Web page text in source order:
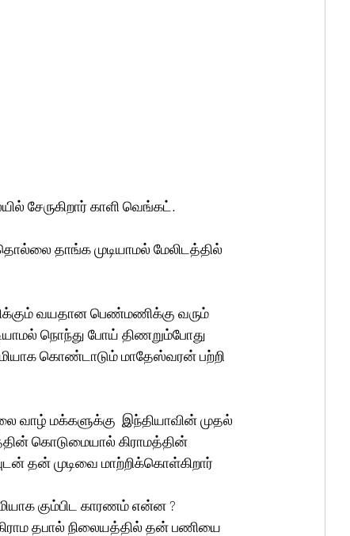
சேருகிறார் காளி வெங்கட்.
தாங்க முடியாமல் மேலிடத்தில்
வயதான பெண்மணிக்கு வரும்
நொந்து போய் திணறும்போது
கொண்டாடும் மாதேஸ்வரன் பற்றி
வாழ் மக்களுக்கு  இந்தியாவின் முதல்
கொடுமையால் கிராமத்தின்
தன் முடிவை மாற்றிக்கொள்கிறார்
கும்பிட காரணம் என்ன ?
தபால் நிலையத்தில் தன் பணியை